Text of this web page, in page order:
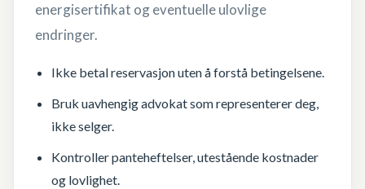
energisertifikat og eventuelle ulovlige
endringer.
Ikke betal reservasjon uten å forstå betingelsene.
Bruk uavhengig advokat som representerer deg,
ikke selger.
Kontroller panteheftelser, utestående kostnader
og lovlighet.